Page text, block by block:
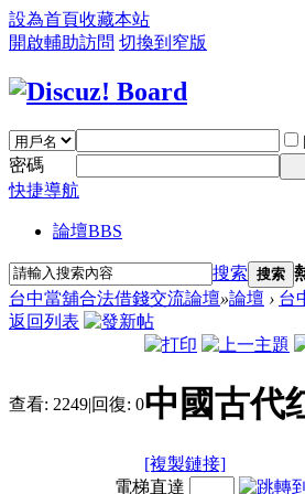
設為首頁收藏本站
開啟輔助訪問 切換到窄版
密碼
快捷導航
論壇BBS
搜索 搜索
台中當舖合法借錢交流論壇»論壇 › 台
返回列表
查看: 2249|回復: 0中國古代
[複製鏈接]
電梯直達